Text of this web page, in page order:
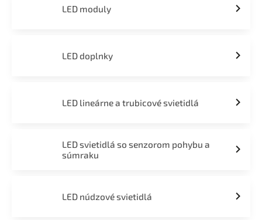
LED moduly
LED doplnky
LED lineárne a trubicové svietidlá
LED svietidlá so senzorom pohybu a
súmraku
LED núdzové svietidlá